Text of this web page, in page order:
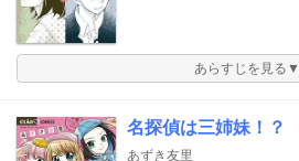
あらすじを見る▼
名探偵は三姉妹！？
あずき友里